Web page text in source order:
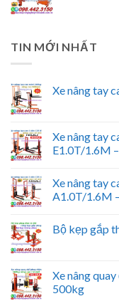
TIN MỚI NHẤT
Xe nâng tay
Xe nâng tay
E1.0T/1.6M
Xe nâng tay
A1.0T/1.6M
Bộ kẹp gắp
Xe nâng
500kg